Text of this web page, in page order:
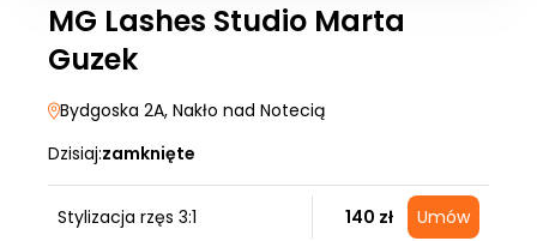
MG Lashes Studio Marta
Guzek
Bydgoska 2A, Nakło nad Notecią
Dzisiaj:zamknięte
Stylizacja rzęs 3:1 140 zł Umów